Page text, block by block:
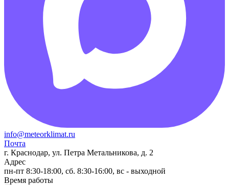
info@meteorklimat.ru
Почта
г. Краснодар, ул. Петра Метальникова, д. 2
Адрес
пн-пт 8:30-18:00, сб. 8:30-16:00, вс - выходной
Время работы